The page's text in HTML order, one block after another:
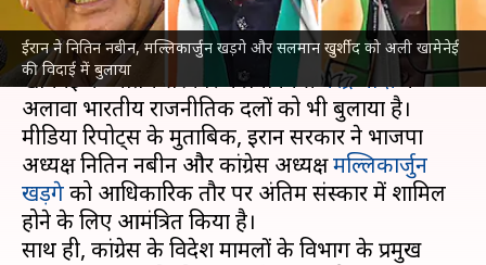
ईरान ने नितिन नबीन, मल्लिकार्जुन खड़गे और सलमान खुर्शीद को अली खामेनेई
की विदाई में बुलाया
क्या है खबर?
ईरान ने अपने दिवंगत सर्वोच्च नेता अयातुल्लाह अली
खामेनेई के अंतिम संस्कार में प्रधानमंत्रीनरेंद्र मोदीके
अलावा भारतीय राजनीतिक दलों को भी बुलाया है।
मीडिया रिपोर्ट्स के मुताबिक, ईरान सरकार ने भाजपा
अध्यक्ष नितिन नबीन और कांग्रेस अध्यक्षमल्लिकार्जुन
खड़गेको आधिकारिक तौर पर अंतिम संस्कार में शामिल
होने के लिए आमंत्रित किया है।
साथ ही, कांग्रेस के विदेश मामलों के विभाग के प्रमुख